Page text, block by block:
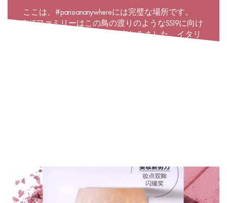
ここは、#parisiananywhereには完璧な場所です。
ELLEファミリーはこの鳥の渡りのようなSS19に向け
たイタリア小旅行を心から楽しみました。イタリ